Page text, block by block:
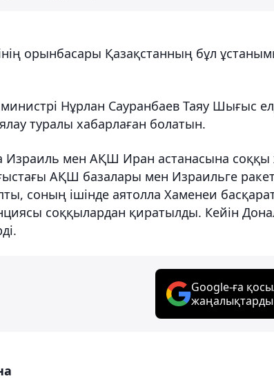
орынбасары Қазақстанның бұл
Нұрлан Сауранбаев Таяу Шығыс
туралы хабарлаған болатын.
Израиль мен АҚШ Иран астанасына
АҚШ базалары мен Израильге
соның ішінде аятолла Хаменеи
соққылардан қиратылды. Кейін
Google-ға